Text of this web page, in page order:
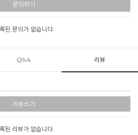
문의하기
된 문의가 없습니다.
Q&A 리뷰
리뷰쓰기
된 리뷰가 없습니다.